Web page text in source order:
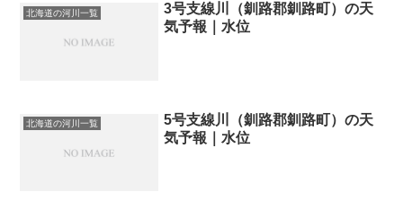
北海道の河川一覧
3号支線川（釧路郡釧路町）の天
気予報｜水位
北海道の河川一覧
5号支線川（釧路郡釧路町）の天
気予報｜水位